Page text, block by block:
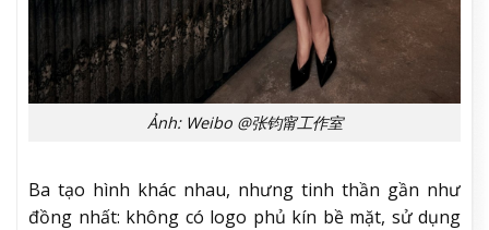
Ảnh: Weibo @张钧甯工作室
Ba tạo hình khác nhau, nhưng tinh thần gần như
đồng nhất: không có logo phủ kín bề mặt, sử dụng